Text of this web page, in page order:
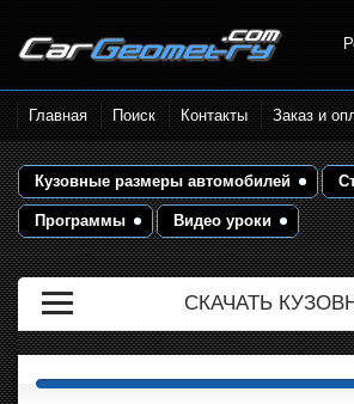
Размеры кузова автомобилей.
Контрольные точки и кузовные
размеры. Геометрия кузова
Главная Поиск Контакты Заказ и
Кузовные размеры автомобилей
Программы Видео уроки
СКАЧАТЬ